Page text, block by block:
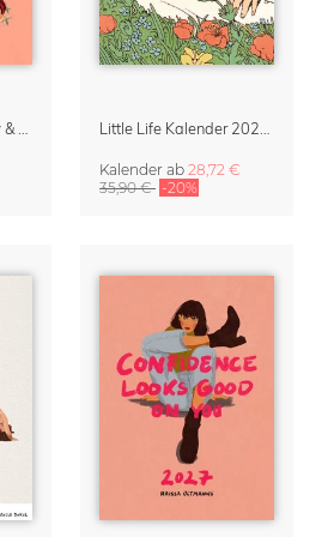
Kalender ab 28,72 €
35,90 € -20%